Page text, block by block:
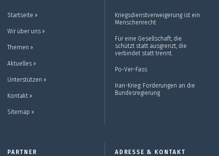
Startseite ››
Wir über uns ››
Themen ››
Aktuelles ››
Unterstützen ››
Kontakt ››
Sitemap ››
Kriegsdienstverweigerung ist ein
Menschenrecht
Für eine Gesellschaft, die
schützt statt ausgrenzt, die
verbindet statt trennt.
Po-Ver-Fass
Iran-Krieg: Forderungen an die
Bundesregierung
PARTNER ADRESSE & KONTAKT